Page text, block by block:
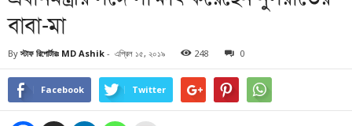
বাবা-মা
By স্টাফ রিপোর্টারঃ MD Ashik - এপ্রিল ১৫, ২০১৯ 248 0
Facebook Twitter